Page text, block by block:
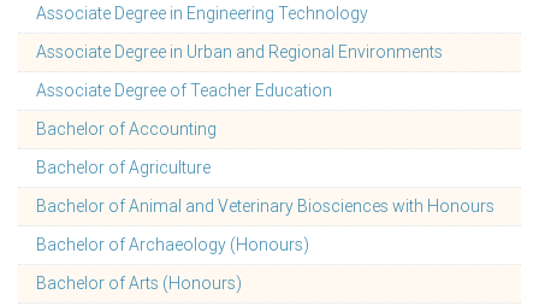
Associate Degree in Engineering Technology
Associate Degree in Urban and Regional Environments
Associate Degree of Teacher Education
Bachelor of Accounting
Bachelor of Agriculture
Bachelor of Animal and Veterinary Biosciences with Honours
Bachelor of Archaeology (Honours)
Bachelor of Arts (Honours)